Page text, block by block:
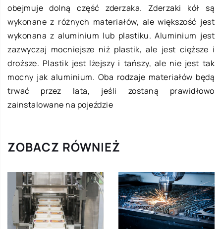
obejmuje dolną część zderzaka. Zderzaki kół są
wykonane z różnych materiałów, ale większość jest
wykonana z aluminium lub plastiku. Aluminium jest
zazwyczaj mocniejsze niż plastik, ale jest cięższe i
droższe. Plastik jest lżejszy i tańszy, ale nie jest tak
mocny jak aluminium. Oba rodzaje materiałów będą
trwać przez lata, jeśli zostaną prawidłowo
zainstalowane na pojeździe
ZOBACZ RÓWNIEŻ